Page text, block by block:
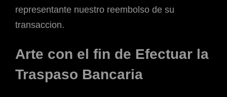
representante nuestro reembolso de su
transaccion.
Arte con el fin de Efectuar la
Traspaso Bancaria